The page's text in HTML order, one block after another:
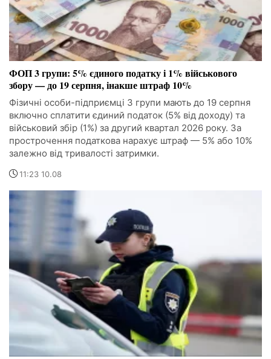
ФОП 3 групи: 5% єдиного податку і 1% військового
збору — до 19 серпня, інакше штраф 10%
Фізичні особи-підприємці 3 групи мають до 19 серпня
включно сплатити єдиний податок (5% від доходу) та
військовий збір (1%) за другий квартал 2026 року. За
прострочення податкова нарахує штраф — 5% або 10%
залежно від тривалості затримки.
11:23 10.08